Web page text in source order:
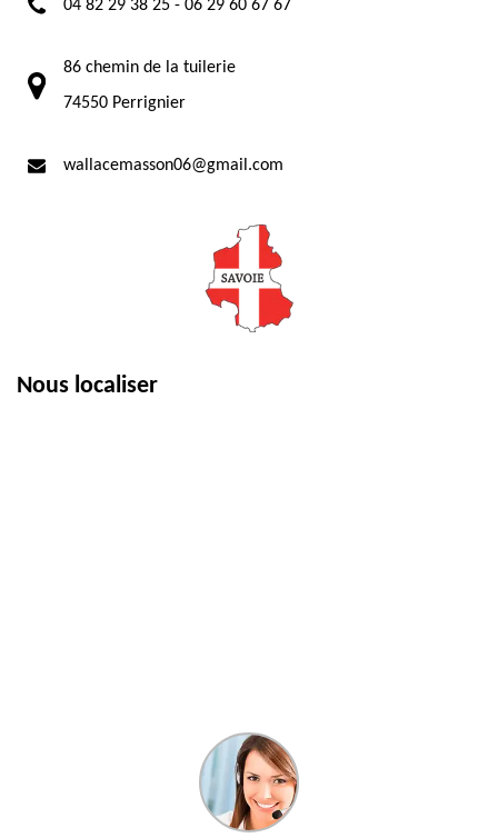
04 82 29 38 25 - 06 29 60 67 67
86 chemin de la tuilerie
74550 Perrignier
wallacemasson06@gmail.com
Nous localiser